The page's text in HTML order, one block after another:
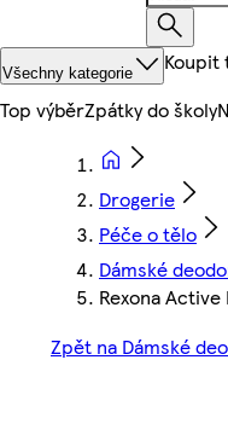
Všechny kategorie Koupit
Top výběrZpátky do školy
Drogerie
Péče o tělo
Dámské
Rexona
Zpět na Dámské